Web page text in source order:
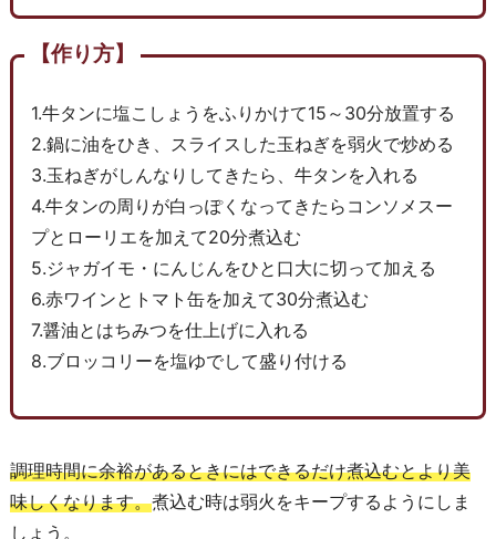
【作り方】
1.牛タンに塩こしょうをふりかけて15～30分放置する
2.鍋に油をひき、スライスした玉ねぎを弱火で炒める
3.玉ねぎがしんなりしてきたら、牛タンを入れる
4.牛タンの周りが白っぽくなってきたらコンソメスー
プとローリエを加えて20分煮込む
5.ジャガイモ・にんじんをひと口大に切って加える
6.赤ワインとトマト缶を加えて30分煮込む
7.醤油とはちみつを仕上げに入れる
8.ブロッコリーを塩ゆでして盛り付ける
調理時間に余裕があるときにはできるだけ煮込むとより美
味しくなります。煮込む時は弱火をキープするようにしま
しょう。